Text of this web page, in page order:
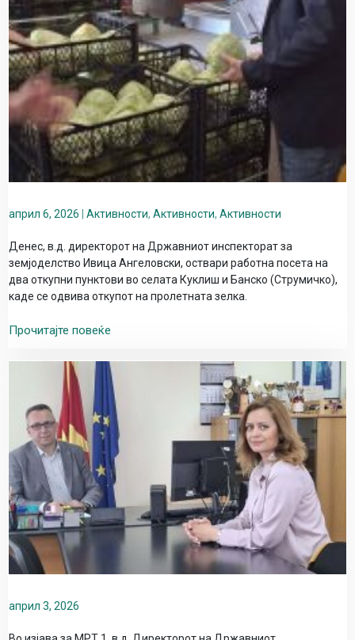
април 6, 2026 Активности, Активности, Активности
Денес, в.д. директорот на Државниот инспекторат за
земјоделство Ивица Ангеловски, оствари работна посета на
два откупни пунктови во селата Куклиш и Банско (Струмичко),
каде се одвива откупот на пролетната зелка.
Прочитајте повеќе
април 3, 2026